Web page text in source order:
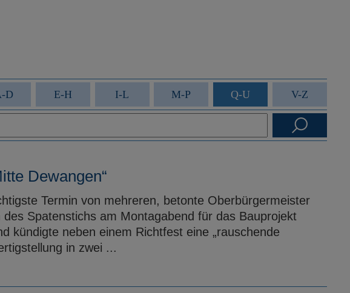
D E-H I-L M-P Q-U V-Z
Dewangen“
Termin von mehreren, betonte Oberbürgermeister
Spatenstichs am Montagabend für das Bauprojekt
kündigte neben einem Richtfest eine „rauschende
in zwei ...